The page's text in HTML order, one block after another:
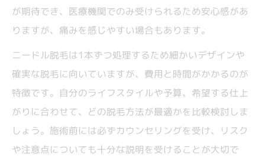
が期待でき、医療機関でのみ受けられるため安心感があ
りますが、痛みを感じやすい場合もあります。
ニードル脱毛は1本ずつ処理するため細かいデザインや
確実な脱毛に向いていますが、費用と時間がかかるのが
特徴です。自分のライフスタイルや予算、希望する仕上
がりに合わせて、どの脱毛方法が最適かを比較検討しま
しょう。施術前には必ずカウンセリングを受け、リスク
や注意点についても十分な説明を受けることが大切で